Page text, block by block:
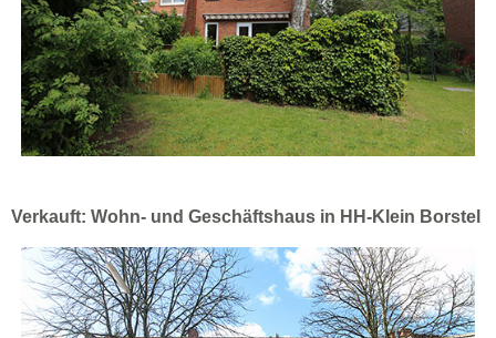
Verkauft: Wohn- und Geschäftshaus in HH-Klein Borstel